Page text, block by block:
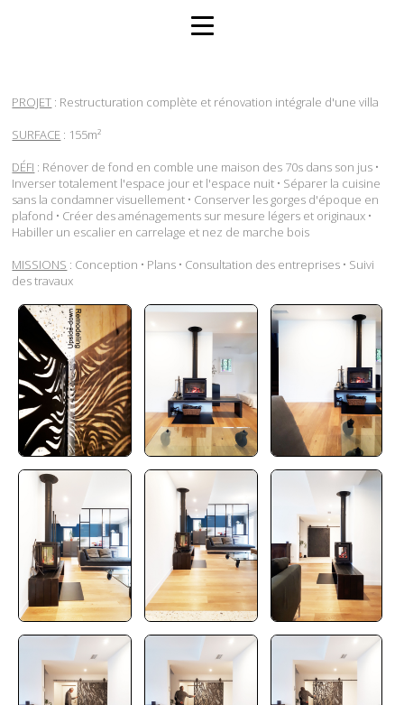
PROJET : Restructuration complète et rénovation intégrale d'une villa
SURFACE : 155m²
DÉFI : Rénover de fond en comble une maison des 70s dans son jus •
Inverser totalement l'espace jour et l'espace nuit • Séparer la cuisine
sans la condamner visuellement • Conserver les gorges d'époque en
plafond • Créer des aménagements sur mesure légers et originaux •
Habiller un escalier en carrelage et nez de marche bois
MISSIONS : Conception • Plans • Consultation des entreprises • Suivi
des travaux